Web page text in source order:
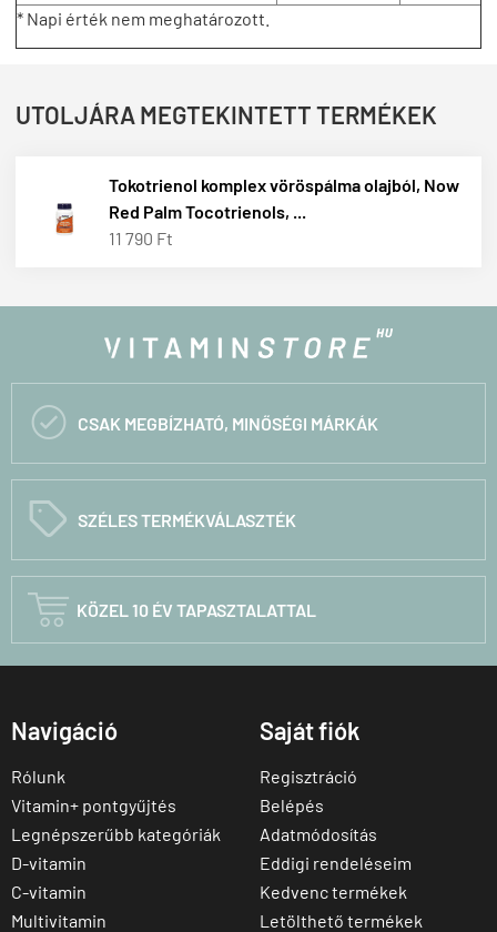
* Napi érték nem meghatározott.
UTOLJÁRA MEGTEKINTETT TERMÉKEK
Tokotrienol komplex vöröspálma olajból, Now
Red Palm Tocotrienols, ...
11 790 Ft
 CSAK MEGBÍZHATÓ, MINŐSÉGI MÁRKÁK
C SZÉLES TERMÉKVÁLASZTÉK
 KÖZEL 10 ÉV TAPASZTALATTAL
Navigáció
Rólunk
Vitamin+ pontgyűjtés
Legnépszerűbb kategóriák
D-vitamin
C-vitamin
Multivitamin
Saját fiók
Regisztráció
Belépés
Adatmódosítás
Eddigi rendeléseim
Kedvenc termékek
Letölthető termékek